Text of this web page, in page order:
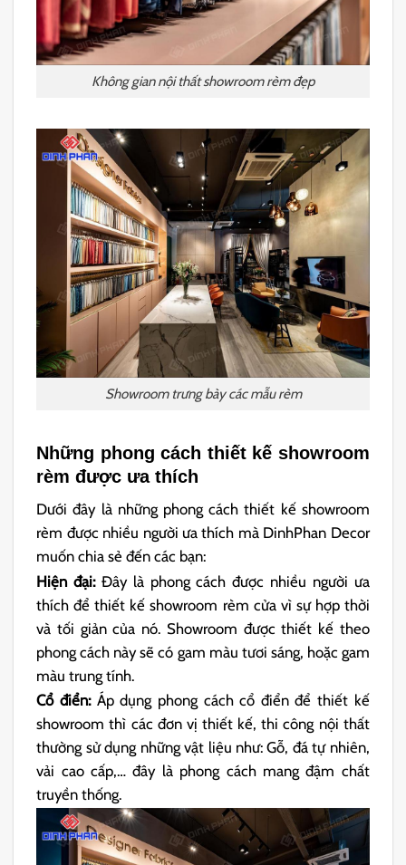
Không gian nội thất showroom rèm đẹp
Showroom trưng bày các mẫu rèm
Những phong cách thiết kế showroom
rèm được ưa thích
Dưới đây là những phong cách thiết kế showroom
rèm được nhiều người ưa thích mà DinhPhan Decor
muốn chia sẻ đến các bạn:
Hiện đại:Đây là phong cách được nhiều người ưa
thích để thiết kế showroom rèm cửa vì sự hợp thời
và tối giản của nó. Showroom được thiết kế theo
phong cách này sẽ có gam màu tươi sáng, hoặc gam
màu trung tính.
Cổ điển:Áp dụng phong cách cổ điển để thiết kế
showroom thì các đơn vị thiết kế, thi công nội thất
thường sử dụng những vật liệu như: Gỗ, đá tự nhiên,
vải cao cấp,… đây là phong cách mang đậm chất
truyền thống.